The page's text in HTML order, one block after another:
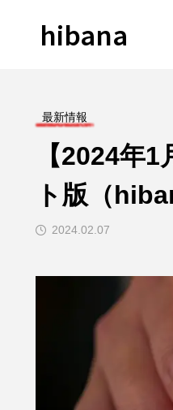
たや4店舗
飲食マ
【2026年
ンチャイ
hibana
最新情報
【2024年
ト版（
2024.02.07